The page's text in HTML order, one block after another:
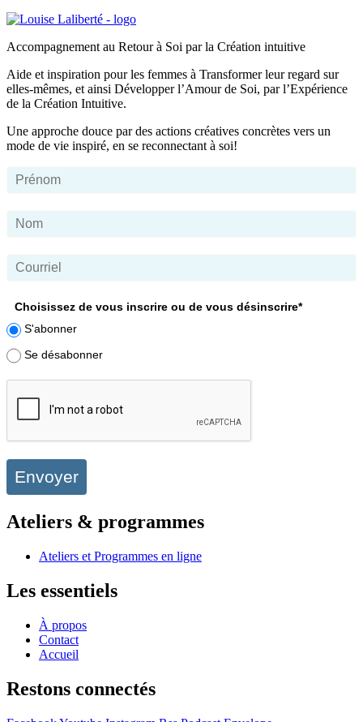
Accompagnement au Retour à Soi par la Création intuitive
Aide et inspiration pour les femmes à Transformer leur regard sur
elles-mêmes, et ainsi Développer l’Amour de Soi, par l’Expérience
de la Création Intuitive.
Une approche douce par des actions créatives concrètes vers un
mode de vie inspiré, en se reconnectant à soi!
Choisissez de vous inscrire ou de vous désinscrire*
S'abonner
Se désabonner
Envoyer
Ateliers & programmes
Ateliers et Programmes en ligne
Les essentiels
À propos
Contact
Accueil
Restons connectés